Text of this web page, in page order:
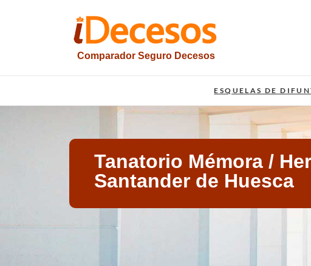
Comparador Seguro Decesos
iesquelas ESQUELAS DE
Tanatorio Mémora /
Santander de Huesca